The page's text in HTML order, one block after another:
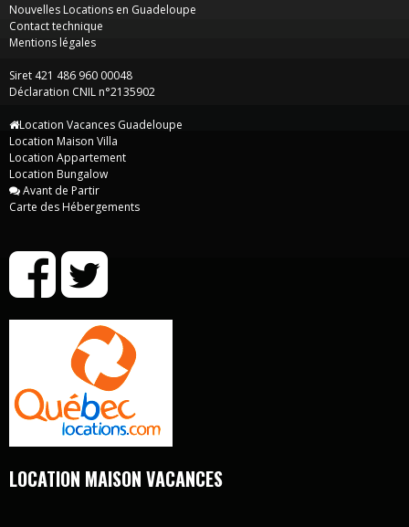
Nouvelles Locations en Guadeloupe
Contact technique
Mentions légales
Siret 421 486 960 00048
Déclaration CNIL n°2135902
Location Vacances Guadeloupe
Location Maison Villa
Location Appartement
Location Bungalow
Avant de Partir
Carte des Hébergements
LOCATION MAISON VACANCES